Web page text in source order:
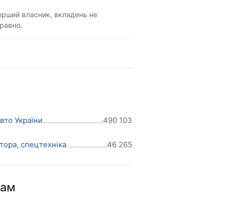
власник, вкладень не
України 490 103
спецтехніка 46 265